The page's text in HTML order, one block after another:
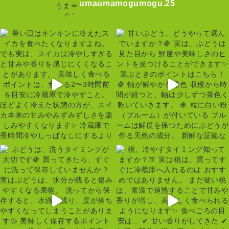
umaumamogumogu.25